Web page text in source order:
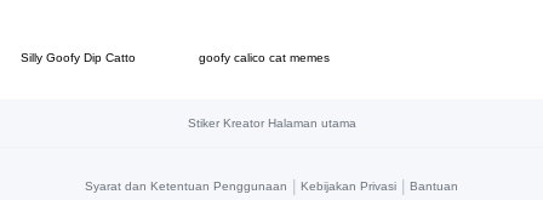
Silly Goofy Dip Catto goofy calico cat memes
Stiker Kreator Halaman utama
Syarat dan Ketentuan Penggunaan | Kebijakan Privasi | Bantuan